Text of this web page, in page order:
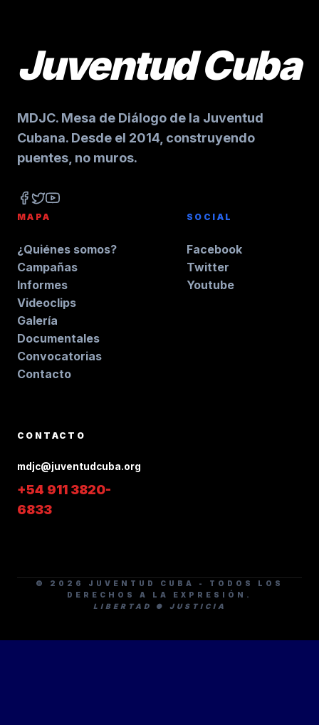
Juventud Cuba
MDJC. Mesa de Diálogo de la Juventud
Cubana. Desde el 2014, construyendo
puentes, no muros.
MAPA
¿Quiénes somos?
Campañas
Informes
Videoclips
Galería
Documentales
Convocatorias
Contacto
SOCIAL
Facebook
Twitter
Youtube
CONTACTO
mdjc@juventudcuba.org
+54 911 3820-
6833
© 2026 JUVENTUD CUBA - TODOS LOS
DERECHOS A LA EXPRESIÓN.
LIBERTAD ● JUSTICIA